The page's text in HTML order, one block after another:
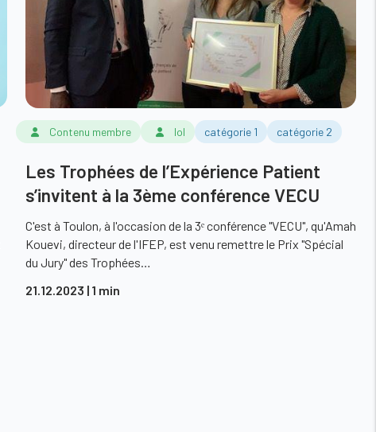
Contenu membre lol catégorie 1 catégorie 2
Les Trophées de l’Expérience Patient
s’invitent à la 3ème conférence VECU
C'est à Toulon, à l'occasion de la 3ᵉ conférence "VECU", qu'Amah
Kouevi, directeur de l'IFEP, est venu remettre le Prix "Spécial
du Jury" des Trophées…
21.12.2023 | 1 min